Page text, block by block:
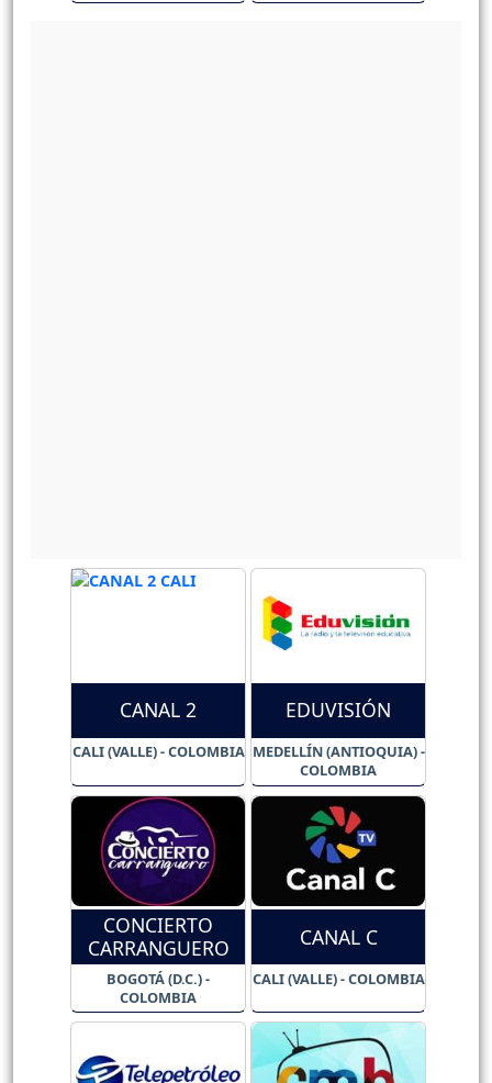
CANAL 2
CALI (VALLE) - COLOMBIA
EDUVISIÓN
MEDELLÍN (ANTIOQUIA) -
COLOMBIA
CONCIERTO
CARRANGUERO
BOGOTÁ (D.C.) -
COLOMBIA
CANAL C
CALI (VALLE) - COLOMBIA